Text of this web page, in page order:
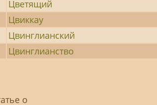
Цветящий
Цвиккау
Цвинглианский
Цвинглианство
о